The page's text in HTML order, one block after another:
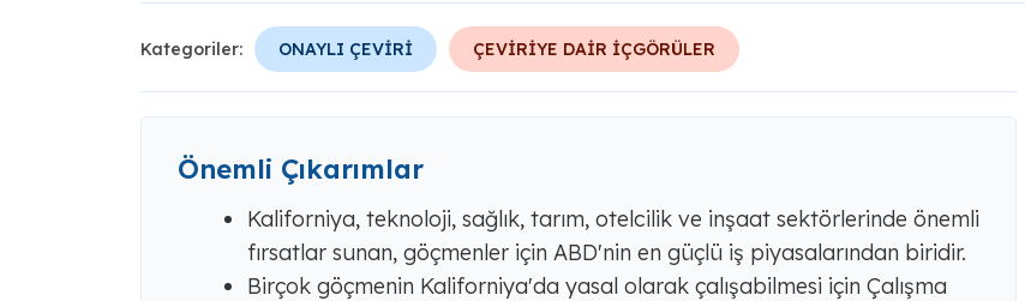
Kategoriler: ONAYLI ÇEVİRİ ÇEVİRİYE DAİR İÇGÖRÜLER
Önemli Çıkarımlar
Kaliforniya, teknoloji, sağlık, tarım, otelcilik ve inşaat sektörlerinde önemli
fırsatlar sunan, göçmenler için ABD'nin en güçlü iş piyasalarından biridir.
Birçok göçmenin Kaliforniya'da yasal olarak çalışabilmesi için Çalışma